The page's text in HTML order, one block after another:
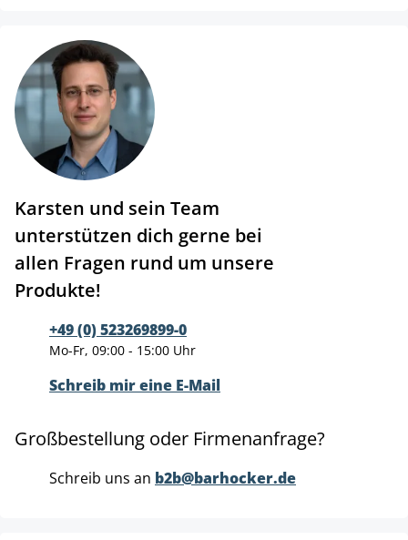
Karsten und sein Team
unterstützen dich gerne bei
allen Fragen rund um unsere
Produkte!
+49 (0) 523269899-0
Mo-Fr, 09:00 - 15:00 Uhr
Schreib mir eine E-Mail
Großbestellung oder Firmenanfrage?
Schreib uns an b2b@barhocker.de